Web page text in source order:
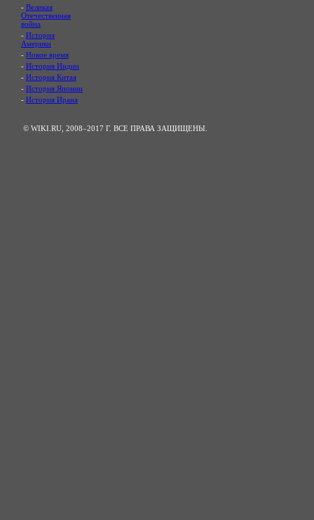
- Великая
Отечественная
война
- История
Америки
- Новое время
- История Индии
- История Китая
- История Японии
- История Ирана
© WIKI.RU, 2008–2017 Г. ВСЕ ПРАВА ЗАЩИЩЕНЫ.